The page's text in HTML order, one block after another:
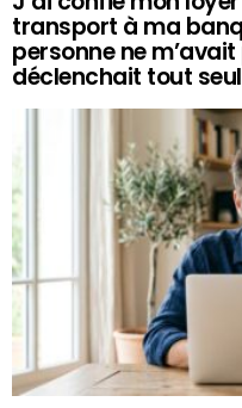
transport à ma
personne ne
déclenchait tout seul